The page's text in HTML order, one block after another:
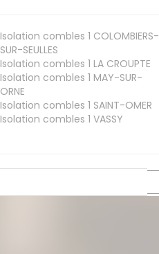
Isolation combles 1 COLOMBIERS-
SUR-SEULLES
Isolation combles 1 LA CROUPTE
Isolation combles 1 MAY-SUR-
ORNE
Isolation combles 1 SAINT-OMER
Isolation combles 1 VASSY